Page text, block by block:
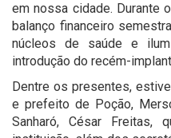
em nossa cidade. Durante
balanço financeiro
núcleos de saúde e
introdução do recém-
Dentre os presentes,
e prefeito de Poção,
Sanharó, César Freitas,